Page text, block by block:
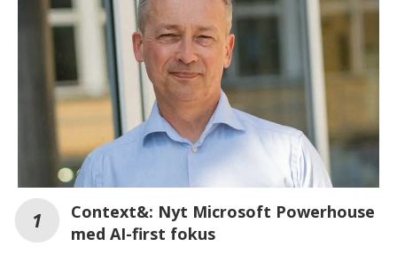
Context&: Nyt Microsoft Powerhouse
med AI-first fokus